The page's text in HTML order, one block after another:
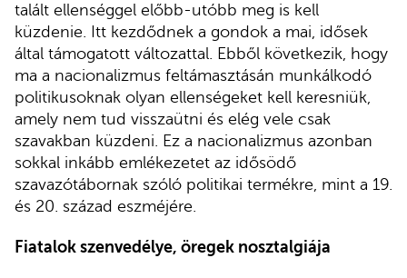
talált ellenséggel előbb-utóbb meg is kell
küzdenie. Itt kezdődnek a gondok a mai, idősek
által támogatott változattal. Ebből következik, hogy
ma a nacionalizmus feltámasztásán munkálkodó
politikusoknak olyan ellenségeket kell keresniük,
amely nem tud visszaütni és elég vele csak
szavakban küzdeni. Ez a nacionalizmus azonban
sokkal inkább emlékezetet az idősödő
szavazótábornak szóló politikai termékre, mint a 19.
és 20. század eszméjére.
Fiatalok szenvedélye, öregek nosztalgiája